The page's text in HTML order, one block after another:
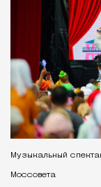
Музыкальный
Моссовета